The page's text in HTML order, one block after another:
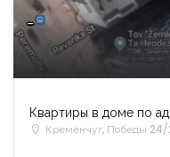
-
Квартиры в доме по
Кременчуг, Победы 24/